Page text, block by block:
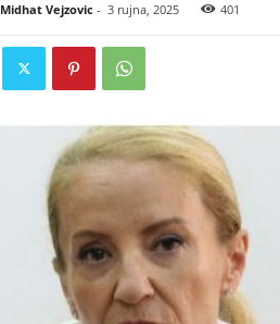
Midhat Vejzovic- 3 rujna, 2025 401